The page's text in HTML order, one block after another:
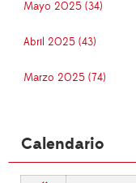
Mayo 2025 (34)
Abril 2025 (43)
Marzo 2025 (74)
Calendario